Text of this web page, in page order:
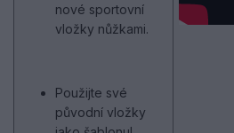
nové sportovní
vložky nůžkami.
Použijte své
původní vložky